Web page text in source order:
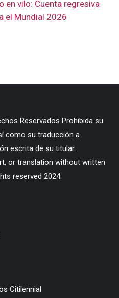
en vilo: Cuenta regresiva
el Mundial 2026
Reservados Prohibida su
como su traducción a
escrita de su titular.
or translation without written
reserved 2024.
Citilennial